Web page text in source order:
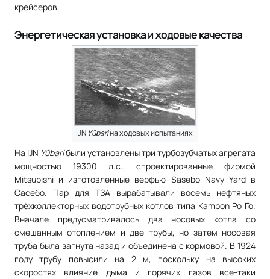
крейсеров.
Энергетическая установка и ходовые качества
IJN Yūbariна ходовых испытаниях
На IJN Yūbariбыли установлены три турбозубчатых агрегата
мощностью 19300 л.с., спроектированные фирмой
Mitsubishi и изготовленные верфью Sasebo Navy Yard в
Сасебо. Пар для ТЗА вырабатывали восемь нефтяных
трёхколлекторных водотрубных котлов типа Kampon Ро Го.
Вначале предусматривалось два носовых котла со
смешанным отоплением и две трубы, но затем носовая
труба была загнута назад и объединена с кормовой. В 1924
году трубу повысили на 2 м, поскольку на высоких
скоростях влияние дыма и горячих газов все-таки